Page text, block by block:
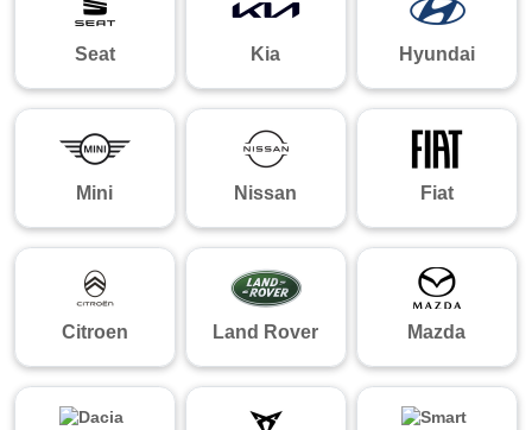
Seat Kia Hyundai
Mini Nissan Fiat
Citroen Land Rover Mazda